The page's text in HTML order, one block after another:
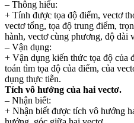
– Thông hiểu:
+ Tính được tọa độ điểm, vectơ
vectơ tổng, tọa độ trung điểm,
hành, vectơ cùng phương, độ dài
– Vận dụng:
+ Vận dụng kiến thức tọa độ của
toán tìm tọa độ của điểm, của
dụng thực tiễn.
Tích vô hướng của hai vectơ.
– Nhận biết:
+ Nhận biết được tích vô hướng